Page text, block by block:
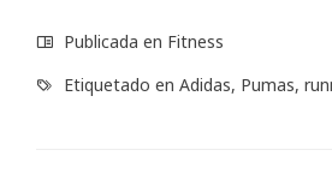
Publicada en Fitness
Etiquetado en Adidas, Pumas,